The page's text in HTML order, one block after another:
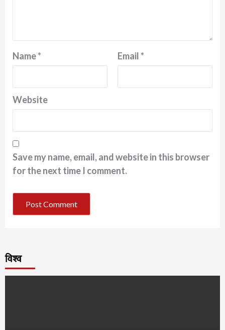
Name* Email*
Website
Save my name, email, and website in this browser
for the next time I comment.
विश्व